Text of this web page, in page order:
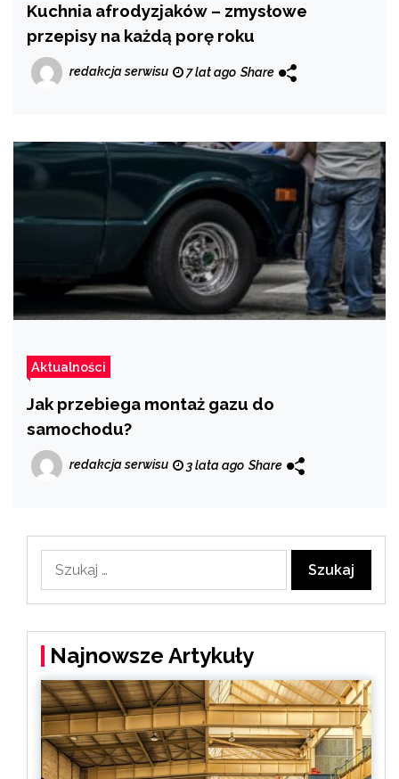
Kuchnia afrodyzjaków – zmysłowe
przepisy na każdą porę roku
redakcja serwisu 7 lat ago Share
Aktualności
Jak przebiega montaż gazu do
samochodu?
redakcja serwisu 3 lata ago Share
Najnowsze Artykuły